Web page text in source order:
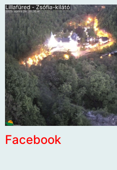
Facebook